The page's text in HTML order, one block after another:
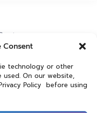
Consent
technology or other
used. On our website,
Policy before using
with AI